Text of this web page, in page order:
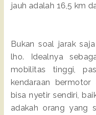
jauh adalah 16,5 km
Bukan soal jarak
lho. Idealnya
mobilitas tinggi,
kendaraan
bisa nyetir sendiri,
adakah orang yang